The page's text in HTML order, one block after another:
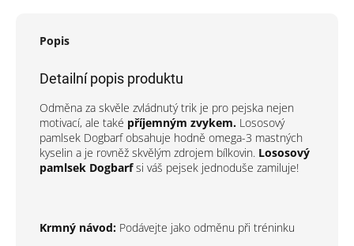
Popis
Detailní popis produktu
Odměna za skvěle zvládnutý trik je pro pejska nejen
motivací, ale také příjemným zvykem. Lososový
pamlsek Dogbarf obsahuje hodně omega-3 mastných
kyselin a je rovněž skvělým zdrojem bílkovin. Lososový
pamlsek Dogbarfsi váš pejsek jednoduše zamiluje!
Krmný návod: Podávejte jako odměnu při tréninku